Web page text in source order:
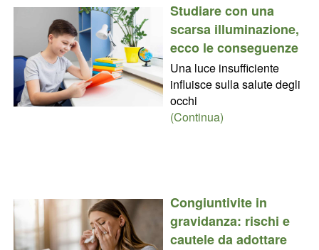
Studiare con una
scarsa illuminazione,
ecco le conseguenze
Una luce insufficiente
influisce sulla salute degli
occhi
(Continua)
Congiuntivite in
gravidanza: rischi e
cautele da adottare